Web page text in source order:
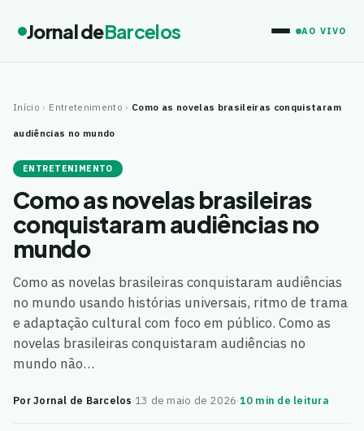
Jornal deBarcelos AO VIVO
Início › Entretenimento › Como as novelas brasileiras conquistaram
audiências no mundo
ENTRETENIMENTO
Como as novelas brasileiras
conquistaram audiências no
mundo
Como as novelas brasileiras conquistaram audiências
no mundo usando histórias universais, ritmo de trama
e adaptação cultural com foco em público. Como as
novelas brasileiras conquistaram audiências no
mundo não…
Por Jornal de Barcelos·13 de maio de 2026·10 min de leitura